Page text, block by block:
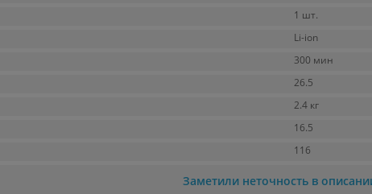
1 шт.
Li-ion
300 мин
26.5
2.4 кг
16.5
116
Заметили неточность в